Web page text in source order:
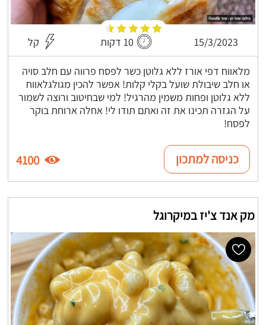
15/3/2023 10 דקות קל
מלאווח דפי אורז ללא גלוטן כשר לפסח פרווה עם חלב סויה
או חלב שיבולת שועל בקלי קלות! אפשר להכין מגולגלאווח
ללא גלוטן ופחות משמין מהרגיל! למי שבחיטוב ורוצה לשמור
על הגזרה תכינו את זה ואתם תודו לי! אחלה ארוחת בוקר
לפסח!
כניסה למתכון 4100
מק אנד צ'יז במיקרוגל